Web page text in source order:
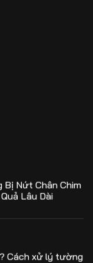
Chữa Bê Tông
Lâu Dài
Cách xử lý tường
là bao nhiêu?